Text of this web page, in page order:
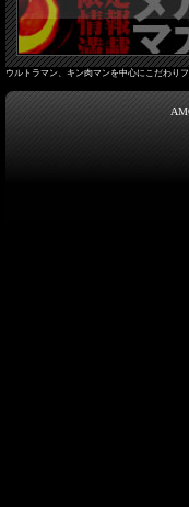
ウルトラマン、キン肉マンを中心にこだわり